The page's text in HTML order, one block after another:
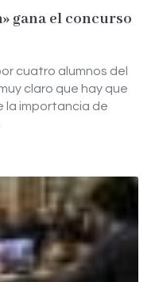
gana el concurso
cuatro alumnos del
claro que hay que
la importancia de